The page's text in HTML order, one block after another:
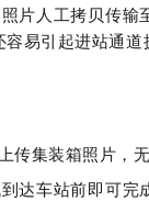
片人工拷贝传输
易引起进站通道
集装箱照片，
达车站前即可完